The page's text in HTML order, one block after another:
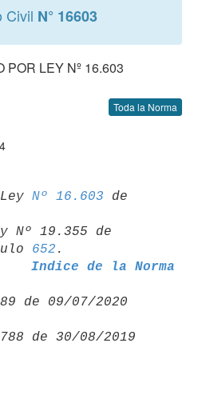
Civil N° 16603
POR LEY Nº 16.603
Toda la Norma
Ley Nº 16.603 de
Nº 19.355 de
652
Indice de la Norma
de 09/07/2020